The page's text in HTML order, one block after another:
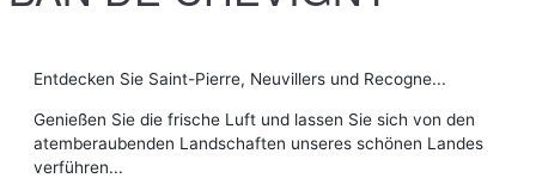
Entdecken Sie Saint-Pierre, Neuvillers und Recogne...
Genießen Sie die frische Luft und lassen Sie sich von den
atemberaubenden Landschaften unseres schönen Landes
verführen...